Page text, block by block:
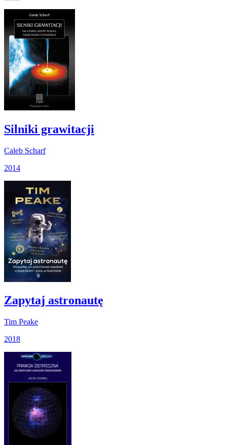
Silniki grawitacji
Caleb Scharf
2014
Zapytaj astronautę
Tim Peake
2018